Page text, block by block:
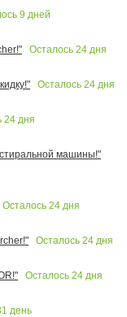
9 дней
Осталось 24 дня
Осталось 24 дня
24 дня
машины!"
Осталось 24 дня
Осталось 24 дня
Осталось 24 дня
день